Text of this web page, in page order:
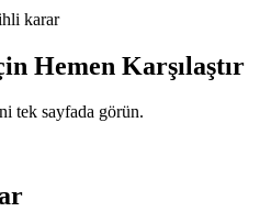
karar
Hemen Karşılaştır
tek sayfada görün.